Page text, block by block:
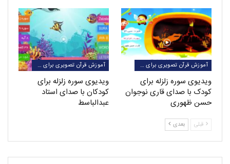
آموزش قرآن تصویری برای کودکان
ویدیوی سوره زلزله برای
کودک با صدای قاری نوجوان
حسن ظهوری
آموزش قرآن تصویری برای کودکان
ویدیوی سوره زلزله برای
کودکان با صدای استاد
عبدالباسط
قبلی بعدی